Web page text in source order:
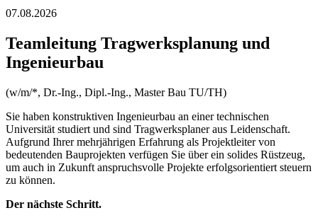
07.08.2026
Teamleitung Tragwerksplanung und
Ingenieurbau
(w/m/*, Dr.-Ing., Dipl.-Ing., Master Bau TU/TH)
Sie haben konstruktiven Ingenieurbau an einer technischen
Universität studiert und sind Tragwerksplaner aus Leidenschaft.
Aufgrund Ihrer mehrjährigen Erfahrung als Projektleiter von
bedeutenden Bauprojekten verfügen Sie über ein solides Rüstzeug,
um auch in Zukunft anspruchsvolle Projekte erfolgsorientiert steuern
zu können.
Der nächste Schritt.